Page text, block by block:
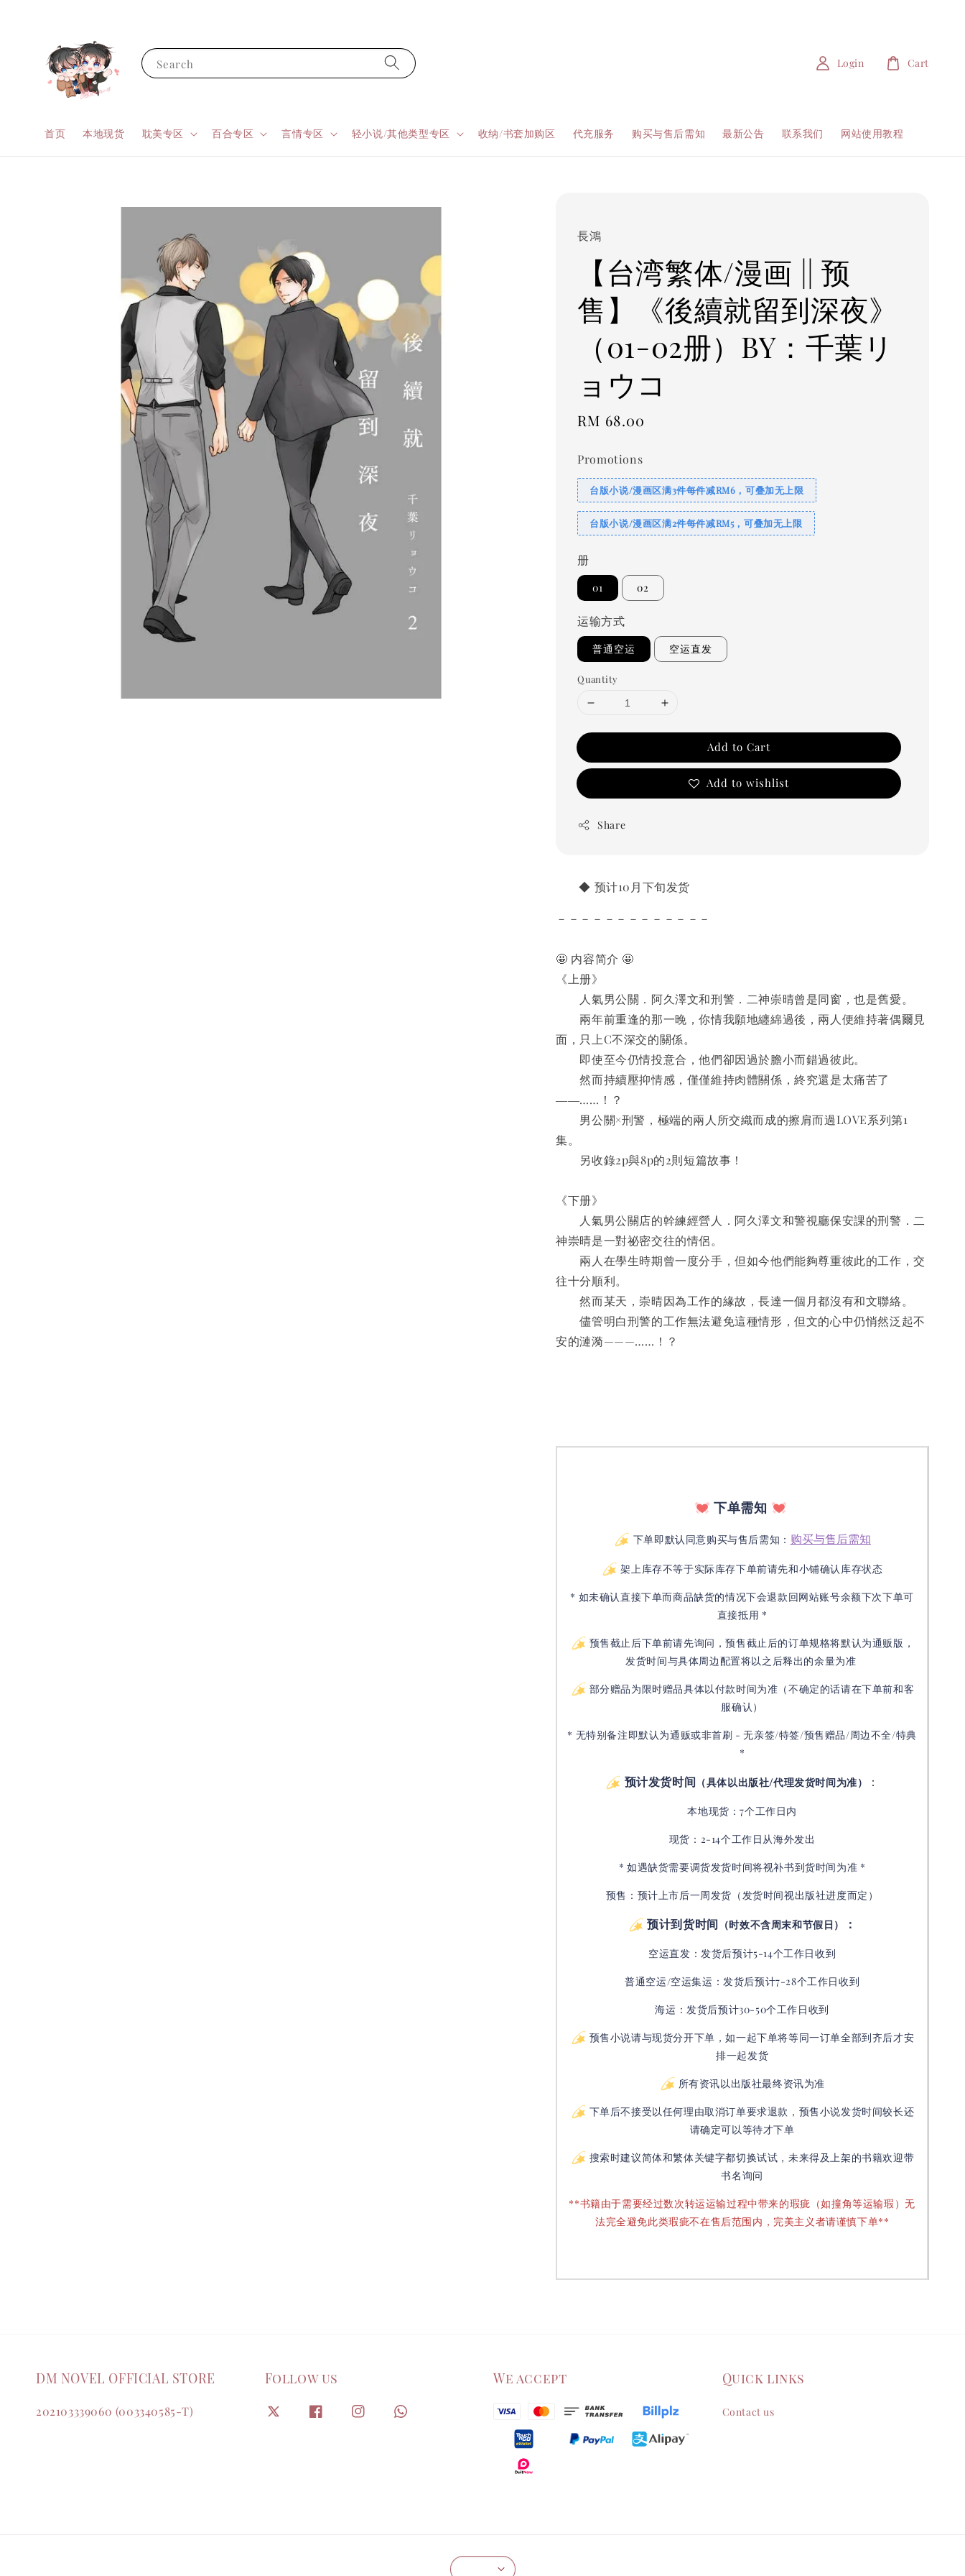
Search
首页 本地现货 耽美专区 百合专区 言情专区 轻小说/其他类型专区 收纳/书套加购区 代充服务 购买与售后需知 最新公告 联系我们 网站使用教程
Login Cart
長鴻
【台湾繁体/漫画 || 预
售】《後續就留到深夜》
（01-02册）BY：千葉リ
ョウコ
Regular
RM 68.00
Promotions
台版小说/漫画区满3件每件减RM6，可叠加无上限
台版小说/漫画区满2件每件减RM5，可叠加无上限
册
01 02
运输方式
普通空运 空运直发
Quantity
Add to Cart
Add to wishlist
Share
◆ 预计10月下旬发货
－－－－－－－－－－－－－
🤩 内容简介 🤩
《上册》
人氣男公關．阿久澤文和刑警．二神崇晴曾是同窗，也是舊愛。
兩年前重逢的那一晚，你情我願地纏綿過後，兩人便維持著偶爾見
面，只上C不深交的關係。
即使至今仍情投意合，他們卻因過於膽小而錯過彼此。
然而持續壓抑情感，僅僅維持肉體關係，終究還是太痛苦了
――……！？
男公關×刑警，極端的兩人所交織而成的擦肩而過LOVE系列第1
集。
另收錄2p與8p的2則短篇故事！
《下册》
人氣男公關店的幹練經營人．阿久澤文和警視廳保安課的刑警．二
神崇晴是一對祕密交往的情侶。
兩人在學生時期曾一度分手，但如今他們能夠尊重彼此的工作，交
往十分順利。
然而某天，崇晴因為工作的緣故，長達一個月都沒有和文聯絡。
儘管明白刑警的工作無法避免這種情形，但文的心中仍悄然泛起不
安的漣漪———……！？
下单需知
下单即默认同意购买与售后需知： 购买与售后需知
架上库存不等于实际库存下单前请先和小铺确认库存状态
* 如未确认直接下单而商品缺货的情况下会退款回网站账号余额下次下单可
直接抵用 *
预售截止后下单前请先询问，预售截止后的订单规格将默认为通贩版，
发货时间与具体周边配置将以之后释出的余量为准
部分赠品为限时赠品具体以付款时间为准（不确定的话请在下单前和客
服确认）
* 无特别备注即默认为通贩或非首刷 - 无亲签/特签/预售赠品/周边不全/特典
*
预计发货时间 （具体以出版社/代理发货时间为准） ：
本地现货：7个工作日内
现货：2-14个工作日从海外发出
* 如遇缺货需要调货发货时间将视补书到货时间为准 *
预售：预计上市后一周发货（发货时间视出版社进度而定 ）
预计到货时间 （时效不含周末和节假日） ：
空运直发：发货后预计5-14个工作日收到
普通空运/空运集运：发货后预计7-28个工作日收到
海运：发货后预计30-50个工作日收到
预售小说请与现货分开下单，如一起下单将等同一订单全部到齐后才安
排一起发货
所有资讯以出版社最终资讯为准
下单后不接受以任何理由取消订单要求退款，预售小说发货时间较长还
请确定可以等待才下单
搜索时建议简体和繁体关键字都切换试试，未来得及上架的书籍欢迎带
书名询问
**书籍由于需要经过数次转运运输过程中带来的瑕疵（如撞角等运输瑕）无
法完全避免此类瑕疵不在售后范围内，完美主义者请谨慎下单**
DM NOVEL OFFICIAL STORE
202103339060 (003340585-T)
Follow us We accept Quick links
Contact us